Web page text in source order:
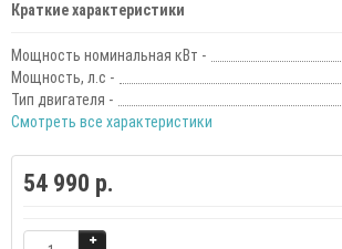
Краткие характеристики
Мощность номинальная кВт -
Мощность, л.с -
Тип двигателя -
Смотреть все характеристики
54 990 р.